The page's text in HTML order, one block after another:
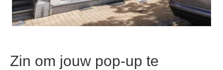
Zin om jouw pop-up te